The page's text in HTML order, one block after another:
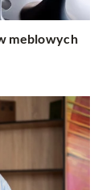
meblowych